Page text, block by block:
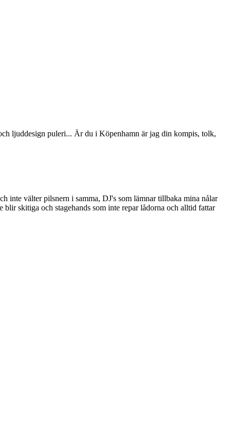
ljuddesign puleri... Är du i Köpenhamn är jag din kompis, tolk,
inte välter pilsnern i samma, DJ's som lämnar tillbaka mina nålar
skitiga och stagehands som inte repar lådorna och alltid fattar